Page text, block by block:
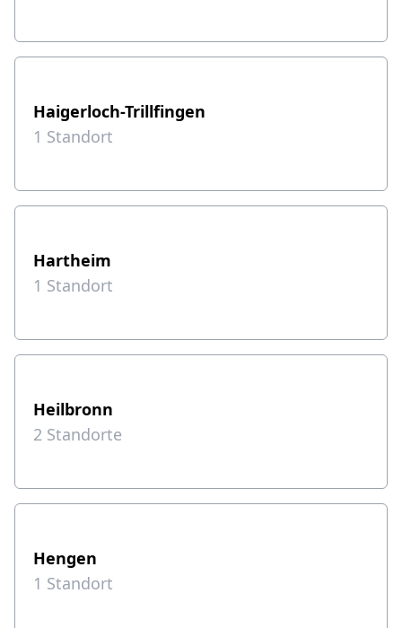
Haigerloch-Trillfingen
1 Standort
Hartheim
1 Standort
Heilbronn
2 Standorte
Hengen
1 Standort